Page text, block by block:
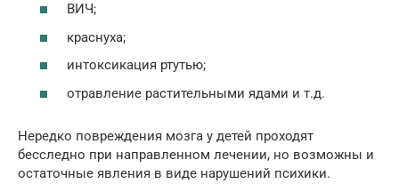
ВИЧ;
краснуха;
интоксикация ртутью;
отравление растительными ядами и т.д.
Нередко повреждения мозга у детей проходят
бесследно при направленном лечении, но возможны и
остаточные явления в виде нарушений психики.